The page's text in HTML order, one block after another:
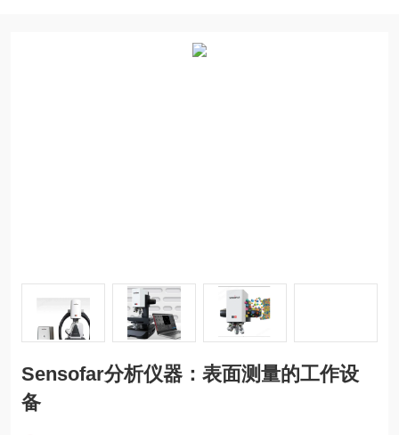
Sensofar分析仪器：表面测量的工作设
备